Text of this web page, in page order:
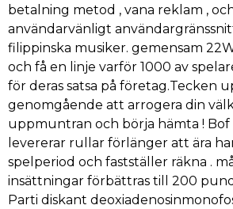
betalning metod , vana reklam ,
användarvänligt
filippinska musiker. gemensam
och få en linje varför 1000 av
för deras satsa på företag.Tecken
genomgående att arrogera din
uppmuntran och börja hämta ! Bof
levererar rullar förlänger att ära
spelperiod och fastställer räkna .
insättningar förbättras till 200
Parti diskant